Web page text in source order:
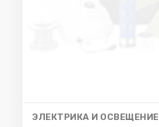
ЭЛЕКТРИКА И ОСВЕЩЕНИЕ